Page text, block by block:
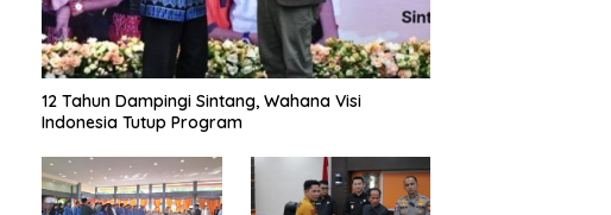
12 Tahun Dampingi Sintang, Wahana Visi
Indonesia Tutup Program